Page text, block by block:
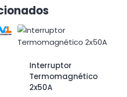
Interruptor
Termomagnético
2x50A